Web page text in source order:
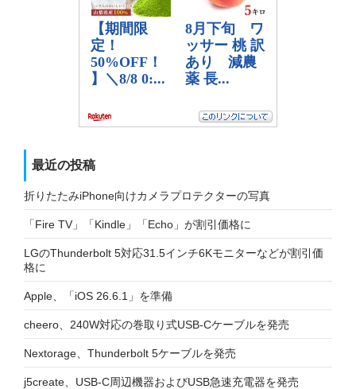
最近の投稿
折りたたみiPhone向けカメラプロテクターの写真
「Fire TV」「Kindle」「Echo」が割引価格に
LGのThunderbolt 5対応31.5インチ6Kモニターなどが割引価
格に
Apple、「iOS 26.6.1」を準備
cheero、240W対応の巻取り式USB-Cケーブルを発売
Nextorage、Thunderbolt 5ケーブルを発売
j5create、USB-C周辺機器およびUSB急速充電器を発売